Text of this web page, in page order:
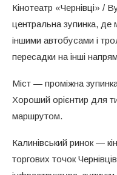
Кінотеатр «Чернівці» /
центральна зупинка, де
іншими автобусами і
пересадки на інші
Міст — проміжна
Хороший орієнтир для
маршрутом.
Калинівський ринок —
торгових точок